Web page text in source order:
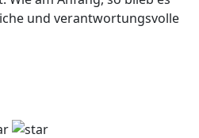
und verantwortungsvolle